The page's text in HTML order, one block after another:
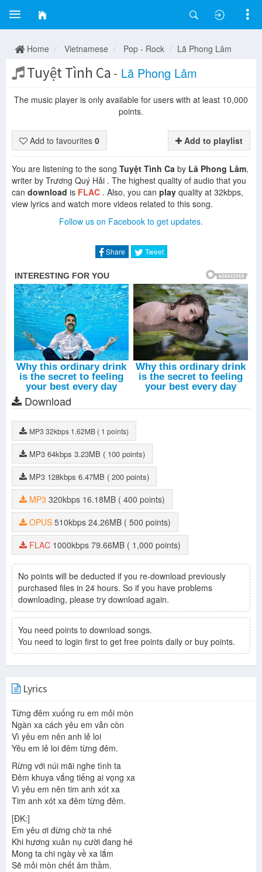
Home Vietnamese Pop - Rock Lã Phong Lâm
Tuyệt Tình Ca - Lã Phong Lâm
The music player is only available for users with at least 10,000
points.
Add to favourites 0 Add to playlist
You are listening to the song Tuyệt Tình Ca by Lã Phong Lâm,
writer by Trương Quý Hải . The highest quality of audio that you
can download is FLAC . Also, you can play quality at 32kbps,
view lyrics and watch more videos related to this song.
Follow us on Facebook to get updates.
Share Tweet
Download
MP3 32kbps 1.62MB ( 1 points)
MP3 64kbps 3.23MB ( 100 points)
MP3 128kbps 6.47MB ( 200 points)
MP3 320kbps 16.18MB
( 400 points)
OPUS 510kbps 24.26MB
( 500 points)
FLAC 1000kbps 79.66MB ( 1,000 points)
No points will be deducted if you re-download previously
purchased files in 24 hours. So if you have problems
downloading, please try download again.
You need points to download songs.
You need to login first to get free points daily or buy points.
Lyrics
Từng đêm xuống ru em mỏi mòn
Ngàn xa cách yêu em vẫn còn
Vì yêu em nên anh lẻ loi
Yêu em lẻ loi đêm từng đêm.
Rừng với núi mãi nghe tình ta
Đêm khuya vắng tiếng ai vọng xa
Vì yêu em nên tim anh xót xa
Tim anh xót xa đêm từng đêm.
[ĐK:]
Em yêu ơi đừng chờ ta nhé
Khi hương xuân nụ cười đang hé
Mong ta chi ngày về xa lắm
Sẽ mỏi mòn chết âm thầm.